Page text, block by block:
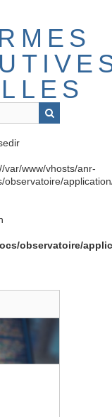
var/www/vhosts/anr-
observatoire/